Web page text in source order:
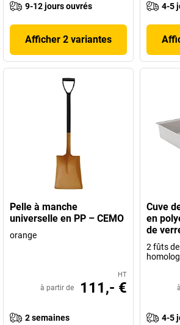
9-12 jours ouvrés
Afficher 2 variantes
4-5
Pelle à manche
universelle en PP – CEMO
orange
HT
à partir de 111,- €
2 semaines
Cuve
en
de
2 fûts
4-5